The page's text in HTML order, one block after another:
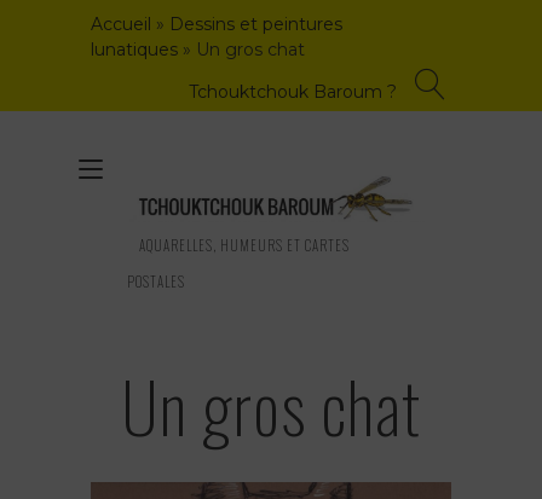
Accueil » Dessins et peintures
lunatiques » Un gros chat
Tchouktchouk Baroum ?
AQUARELLES, HUMEURS ET CARTES
POSTALES
Toggle
navigation
Un gros chat